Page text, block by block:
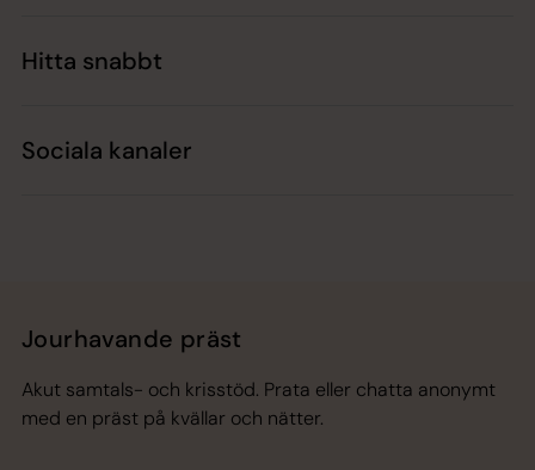
Hitta snabbt
Sociala kanaler
Jourhavande präst
Akut samtals- och krisstöd. Prata eller chatta anonymt
med en präst på kvällar och nätter.